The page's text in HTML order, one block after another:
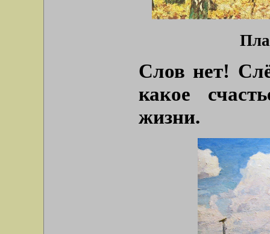
Слов нет!
какое
жизни.